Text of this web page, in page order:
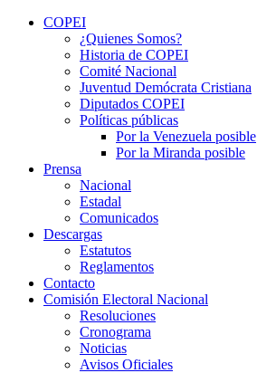
COPEI
¿Quienes Somos?
Historia de COPEI
Comité Nacional
Juventud Demócrata Cristiana
Diputados COPEI
Políticas públicas
Por la Venezuela posible
Por la Miranda posible
Prensa
Nacional
Estadal
Comunicados
Descargas
Estatutos
Reglamentos
Contacto
Comisión Electoral Nacional
Resoluciones
Cronograma
Noticias
Avisos Oficiales